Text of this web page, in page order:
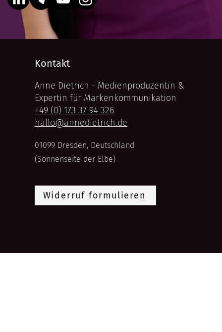
Kontakt
Anne Dietrich - Medienproduzentin &
Expertin für Markenkommunikation
+49 (0) 173 37 94 326
hallo@annedietrich.de
01099 Dresden, Deutschland
(Sonnenseite der Elbe)
Widerruf formulieren